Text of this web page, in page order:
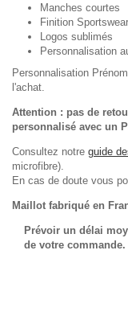
Manches courtes
Finition Sportswear
Logos sublimés
Personnalisation
Personnalisation
l'achat.
Attention : pas de
personnalisé avec un
Consultez notre guide
microfibre).
En cas de doute vous
Maillot fabriqué en
Prévoir un délai
de votre commande.